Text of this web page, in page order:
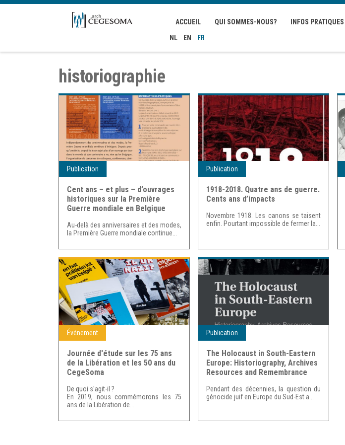
Aller au contenu principal
ACCUEIL QUI SOMMES-NOUS? INFOS PRATIQUES
NL
EN FR
historiographie
Publication
Cent ans – et plus – d’ouvrages
historiques sur la Première
Guerre mondiale en Belgique
Au-delà des anniversaires et des modes,
la Première Guerre mondiale continue...
Publication
1918-2018. Quatre ans de guerre.
Cents ans d’impacts
Novembre 1918. Les canons se taisent
enfin. Pourtant impossible de fermer la...
Événement
Journée d'étude sur les 75 ans
de la Libération et les 50 ans du
CegeSoma
De quoi s'agit-il ?
En 2019, nous commémorons les 75
ans de la Libération de...
Publication
The Holocaust in South-Eastern
Europe: Historiography, Archives
Resources and Remembrance
Pendant des décennies, la question du
génocide juif en Europe du Sud-Est a...